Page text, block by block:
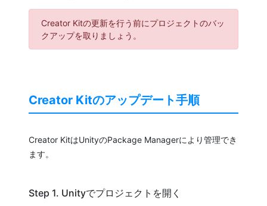
Creator Kitの更新を行う前にプロジェクトのバッ
クアップを取りましょう。
Creator Kitのアップデート手順
Creator KitはUnityのPackage Managerにより管理でき
ます。
Step 1. Unityでプロジェクトを開く